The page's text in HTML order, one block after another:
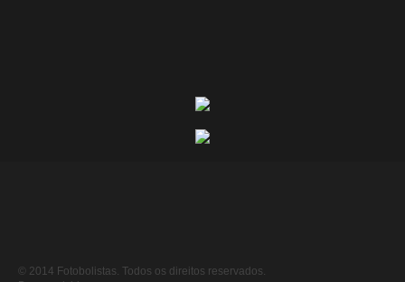
© 2014 Fotobolistas. Todos os direitos reservados.